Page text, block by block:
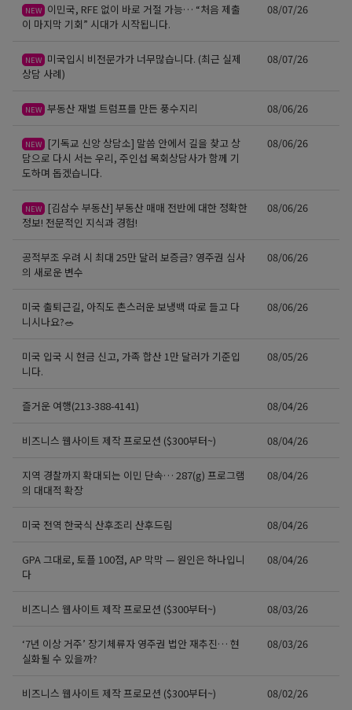
NEW 이민국, RFE 없이 바로 거절 가능… “처음 제출
이 마지막 기회” 시대가 시작됩니다.
08/07/26
NEW 미국입시 비전문가가 너무많습니다. (최근 실제
상담 사례)
08/07/26
NEW 부동산 재벌 트럼프를 만든 풍수지리 08/06/26
NEW
[기독교 신앙 상담소] 말씀 안에서 길을 찾고 상
담으로 다시 서는 우리, 주인섭 목회상담사가 함께 기
도하며 돕겠습니다.
08/06/26
NEW
[김삼수 부동산] 부동산 매매 전반에 대한 정확한
정보! 전문적인 지식과 경험!
08/06/26
공적부조 우려 시 최대 25만 달러 보증금? 영주권 심사
의 새로운 변수
08/06/26
미국 출퇴근길, 아직도 촌스러운 보냉백 따로 들고 다
니시나요?🥗
08/06/26
미국 입국 시 현금 신고, 가족 합산 1만 달러가 기준입
니다.
08/05/26
즐거운 여행(213-388-4141) 08/04/26
비즈니스 웹사이트 제작 프로모션 ($300부터~) 08/04/26
지역 경찰까지 확대되는 이민 단속… 287(g) 프로그램
의 대대적 확장
08/04/26
미국 전역 한국식 산후조리 산후드림 08/04/26
GPA 그대로, 토플 100점, AP 막막 — 원인은 하나입니
다
08/04/26
비즈니스 웹사이트 제작 프로모션 ($300부터~) 08/03/26
‘7년 이상 거주’ 장기체류자 영주권 법안 재추진… 현
실화될 수 있을까?
08/03/26
비즈니스 웹사이트 제작 프로모션 ($300부터~) 08/02/26